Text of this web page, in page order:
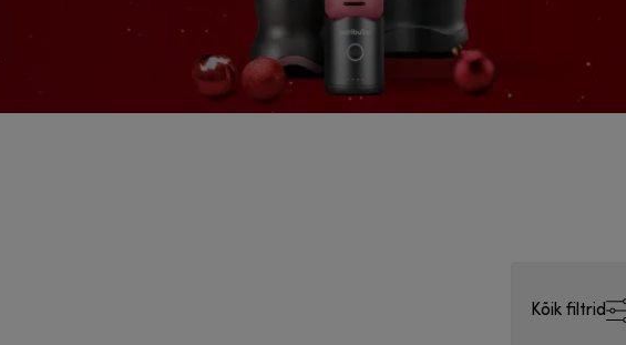
Kõik filtrid